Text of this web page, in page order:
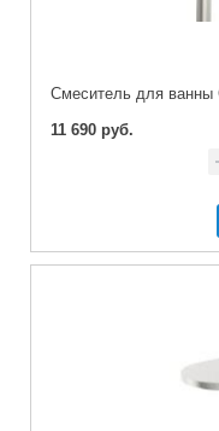
Смеситель для ванны
11 690 руб.